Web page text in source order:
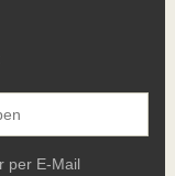
per E-Mail